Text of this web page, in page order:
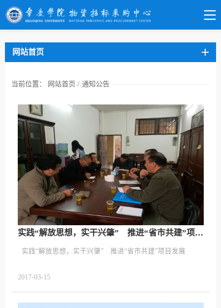
网站首页
当前位置： 网站首页 / 通知公告
实践“解放思想，实干兴肇” 推进“省市共建”项目发展
2017-03-15